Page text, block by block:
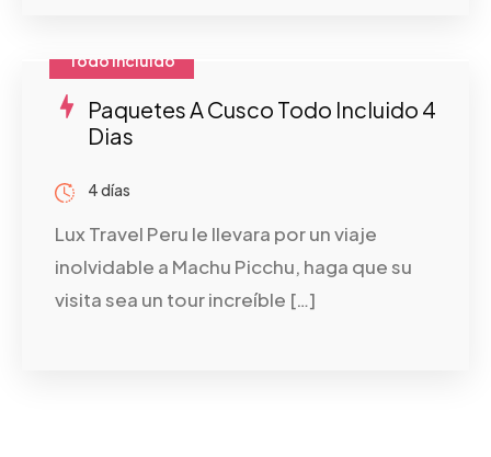
Todo Incluido
Paquetes A Cusco Todo Incluido 4
Dias
4 días
Lux Travel Peru le llevara por un viaje
inolvidable a Machu Picchu, haga que su
visita sea un tour increíble […]